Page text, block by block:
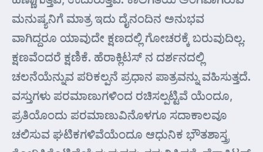
ಮನುಷ್ಯನಿಗೆ ಮಾತ್ರ ಇದು ದೈನಂದಿನ ಅನುಭವ
ವಾಗಿದ್ದರೂ ಯಾವುದೇ ಕ್ಷಣದಲ್ಲಿ ಗೋಚರಕ್ಕೆ ಬರುವುದಿಲ್ಲ.
ಕ್ಷಣವೆಂದರೆ ಕ್ಷಣಿಕೆ. ಹೆರಾಕ್ಲಿಟಸ್ ನ ದರ್ಶನದಲ್ಲಿ
ಚಲನೆಯೆನ್ನುವ ಪರಿಕಲ್ಪನೆ ಪ್ರಧಾನ ಪಾತ್ರವನ್ನು ವಹಿಸುತ್ತದೆ.
ವಸ್ತುಗಳು ಪರಮಾಣುಗಳಿಂದ ರಚಿಸಲ್ಪಟ್ಟಿವೆ ಯೆಂದೂ,
ಪ್ರತಿಯೊಂದು ಪರಮಾಣುವಿನೊಳಗೂ ಸದಾಕಾಲವೂ
ಚಲಿಸುವ ಘಟಿಕಗಳಿವೆಯೆಂದೂ ಆಧುನಿಕ ಭೌತಶಾಸ್ತ್ರ